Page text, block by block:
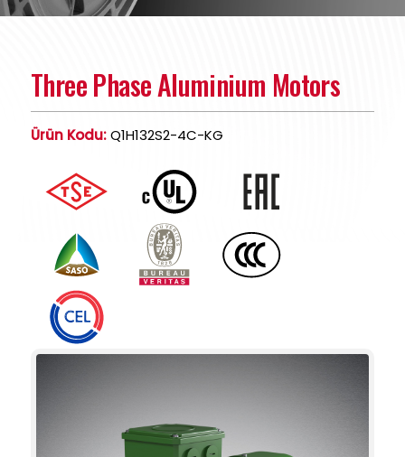
Three Phase Aluminium Motors
Ürün Kodu:Q1H132S2-4C-KG